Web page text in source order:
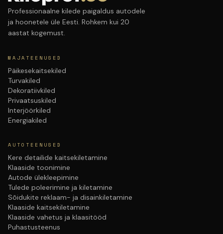
Professionaalne kilede paigaldus autodele
ja hoonetele üle Eesti. Rohkem kui 20
aastat kogemust.
MAJATEENUSED
Päikesekaitsekiled
Turvakiled
Dekoratiivkiled
Privaatsuskiled
Interjöörkiled
Energiakiled
AUTOTEENUSED
Kere detailide kaitsekiletamine
Klaaside toonimine
Autode ülekleepimine
Tulede poleerimine ja kiletamine
Sõidukite reklaam- ja disainkiletamine
Klaaside kaitsekiletamine
Klaaside vahetus ja klaasitööd
Puhastusteenus